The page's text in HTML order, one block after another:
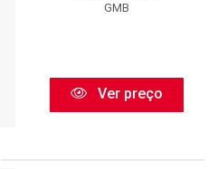
GMB
Ver preço